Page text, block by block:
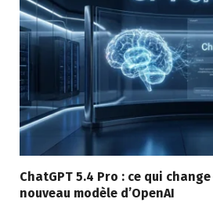
ChatGPT 5.4 Pro : ce qui
nouveau modèle d’OpenAI